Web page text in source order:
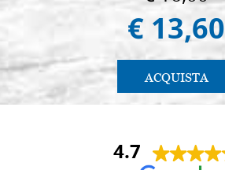
€ 13,60
ACQUISTA
4.7